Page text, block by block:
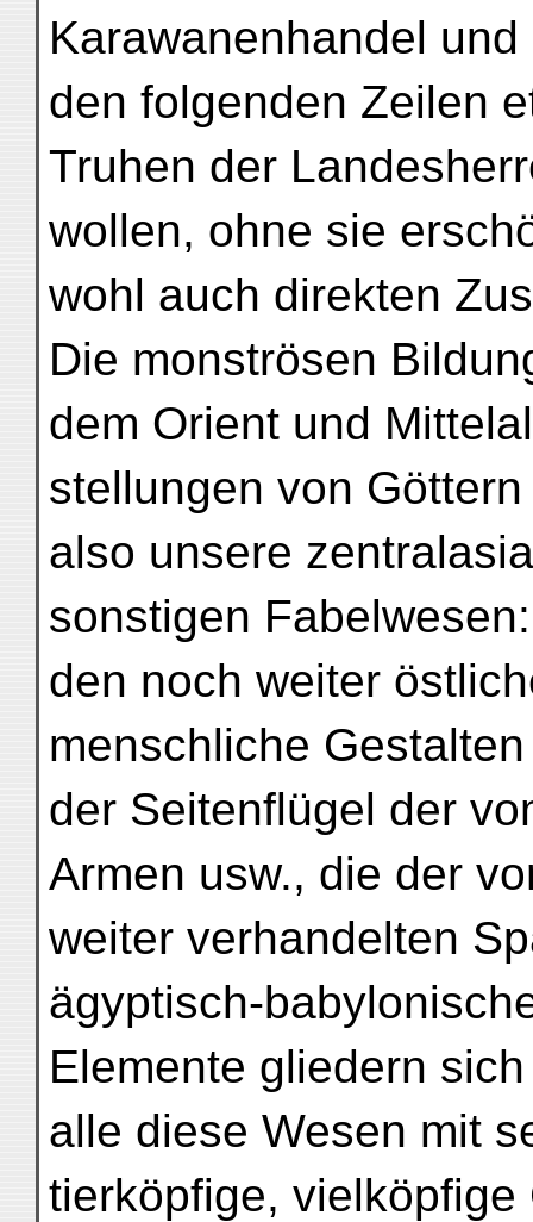
Karawanenhandel
den folgenden Zeilen
Truhen der
wollen, ohne sie
wohl auch direkten
Die monströsen
dem Orient und
stellungen von
also unsere
sonstigen
den noch weiter
menschliche
der Seitenflügel der
Armen usw., die der
weiter verhandelten
ägyptisch-
Elemente gliedern
alle diese Wesen mit
tierköpfige, vielköpfige